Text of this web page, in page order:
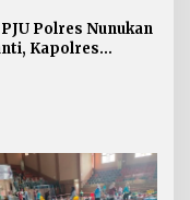
Menggambar dan
Polres Nunukan
Kapolres